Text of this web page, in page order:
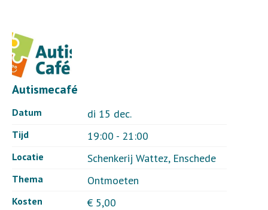
Autismecafé
Datum di 15 dec.
Tijd 19:00 - 21:00
Locatie Schenkerij Wattez, Enschede
Thema Ontmoeten
Kosten € 5,00